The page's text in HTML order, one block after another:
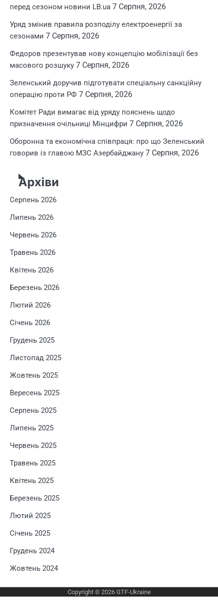
перед сезоном новини LB.ua 7 Серпня, 2026
Уряд змінив правила розподілу електроенергії за
сезонами 7 Серпня, 2026
Федоров презентував нову концепцію мобілізації без
масового розшуку 7 Серпня, 2026
Зеленський доручив підготувати спеціальну санкційну
операцію проти РФ 7 Серпня, 2026
Комітет Ради вимагає від уряду пояснень щодо
призначення очільниці Мінцифри 7 Серпня, 2026
Оборонна та економічна співпраця: про що Зеленський
говорив із главою МЗС Азербайджану 7 Серпня, 2026
Архіви
Серпень 2026
Липень 2026
Червень 2026
Травень 2026
Квітень 2026
Березень 2026
Лютий 2026
Січень 2026
Грудень 2025
Листопад 2025
Жовтень 2025
Вересень 2025
Серпень 2025
Липень 2025
Червень 2025
Травень 2025
Квітень 2025
Березень 2025
Лютий 2025
Січень 2025
Грудень 2024
Жовтень 2024
Copyright © 2026 GTF-Ukraine